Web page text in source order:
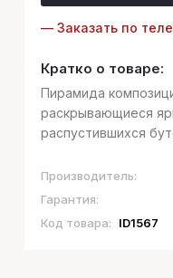
— Заказать по
Кратко о товаре:
Пирамида
раскрывающиеся
распустившихся
персиковом
продолжении
Производитель:
Гарантия:
Код товара:
ID1567